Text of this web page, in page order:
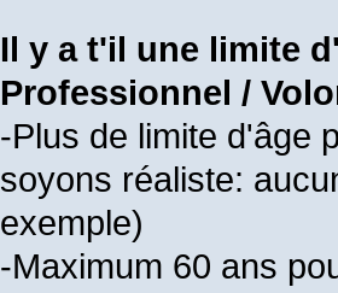
Il y a t'il une limite
Professionnel /
-Plus de limite d'âge
soyons réaliste:
exemple)
-Maximum 60 ans